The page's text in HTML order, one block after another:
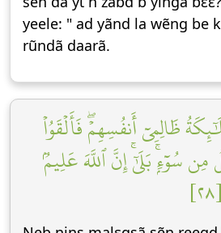
yeele: " ad yãnd la wẽng be
rũndã daarã.
ظَالِمِيٓ أَنفُسِهِمۡۖ فَأَلۡقَوُاْ
مِن سُوٓءِۭۚ بَلَىٰٓۚ إِنَّ ٱللَّهَ عَلِيمُۢ